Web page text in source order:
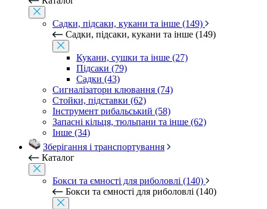
Садки, підсаки, кукани та інше (149)
Садки, підсаки, кукани та інше (149)
Кукани, сушки та інше (27)
Підсаки (79)
Садки (43)
Сигналізатори клювання (74)
Стойки, підставки (62)
Інструмент рибальський (58)
Запасні кільця, тюльпани та інше (62)
Інше (34)
Зберігання і транспортування
Каталог
Бокси та ємності для риболовлі (140)
Бокси та ємності для риболовлі (140)